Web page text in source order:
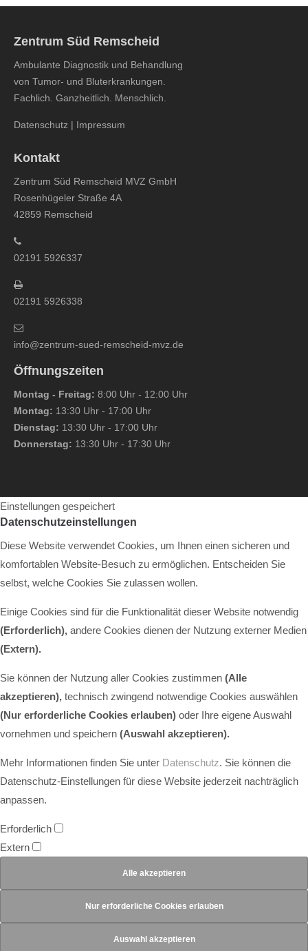
Zentrum Süd Remscheid
Ambulante Diagnostik und Behandlung
von Tumor- und Bluterkrankungen.
Fachlich. Ganzheitlich. Menschlich.
Datenschutz | Impressum
Kontakt
Zentrum Süd Remscheid MVZ GmbH
Rosenhügeler Straße 4A
42859 Remscheid
02191 5926337
02191 5926338
info@zentrum-sued-remscheid-mvz.de
Öffnungszeiten
Montag - Freitag: 8:00 Uhr - 12:00 Uhr
Montag: 13:30 Uhr - 17:00 Uhr
Dienstag: 13:30 Uhr - 17:00 Uhr
Donnerstag: 13:30 Uhr - 17:30 Uhr
Einstellungen gespeichert
Datenschutzeinstellungen
Diese Website verwendet Cookies, um Ihnen einen sicheren und
komfortablen Website-Besuch zu ermöglichen. Entscheiden Sie
selbst, welche Cookies Sie zulassen wollen.
Einige Cookies sind für die Funktionalität dieser Website notwendig
(Erforderlich), andere Cookies dienen der Nutzung externer Medien
(Extern).
Sie können der Nutzung aller Cookies zustimmen (Alle
akzeptieren), technisch zwingend notwendige Cookies auswählen
(Nur erforderliche Cookies erlauben) oder Ihre eigene Auswahl
vornehmen und speichern (Auswahl akzeptieren).
Mehr Informationen finden Sie unter Datenschutz. Sie können die
Datenschutz-Einstellungen für diese Website jederzeit nachträglich
anpassen.
Erforderlich
Extern